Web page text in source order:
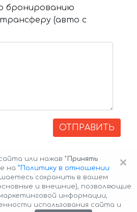
бронированию
(авто с
ОТПРАВИТЬ
×
или нажав "Принять
на ”Политику в отношении
сохранить в вашем
и внешние), позволяющие
информации,
использования сайта и